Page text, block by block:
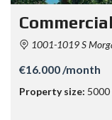
1001-1019 S
€16.000 /month
Property size: 5000